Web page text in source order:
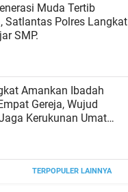
Muda Tertib
Satlantas Polres Langkat
SMP.
Amankan Ibadah
Gereja, Wujud
Kerukunan Umat
TERPOPULER LAINNYA